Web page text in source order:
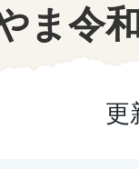
ま令
更